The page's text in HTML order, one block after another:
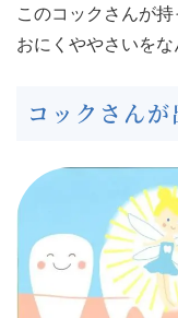
このコックさんが持
おにくややさいをな
コックさん